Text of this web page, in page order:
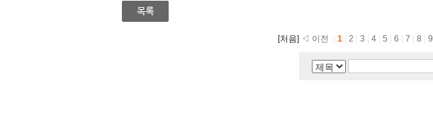
[처음] ◁ 이전 1 2 3 4 5 6 7 8 9